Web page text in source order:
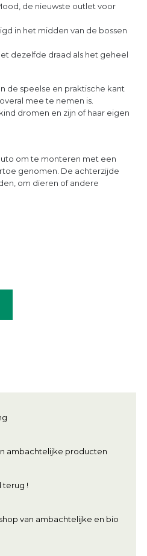
de nieuwste outlet voor
in het midden van de bossen
dezelfde draad als het geheel
de speelse en praktische kant
mee te nemen is.
dromen en zijn of haar eigen
om te monteren met een
genomen. De achterzijde
om dieren of andere
ambachtelijke producten
terug !
van ambachtelijke en bio